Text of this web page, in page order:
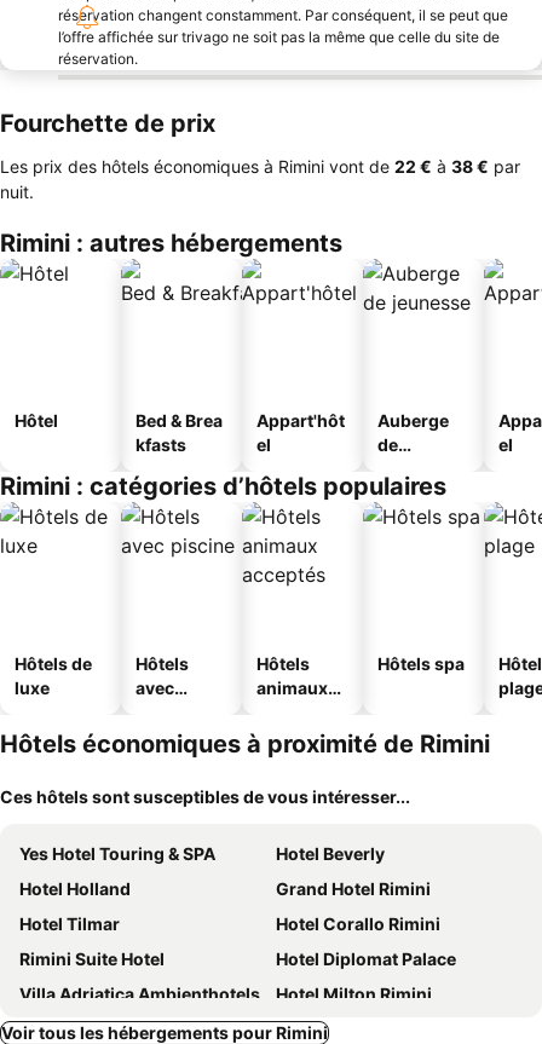
réservation changent constamment. Par conséquent, il se peut que
l’offre affichée sur trivago ne soit pas la même que celle du site de
réservation.
Fourchette de prix
Les prix des hôtels économiques à Rimini vont de ‎22 € à ‎38 € par
nuit.
Rimini : autres hébergements
Hôtel
Bed & Brea
kfasts
Appart'hôt
el
Auberge
de
el
Rimini : catégories d’hôtels populaires
Hôtels de
luxe
Hôtels
avec
Hôtels
animaux
Hôtels spa
Hôtels économiques à proximité de Rimini
Ces hôtels sont susceptibles de vous intéresser...
Yes Hotel Touring & SPA
Hotel Beverly
Hotel Holland
Grand Hotel Rimini
Hotel Tilmar
Hotel Corallo Rimini
Rimini Suite Hotel
Hotel Diplomat Palace
Villa Adriatica Ambienthotels
Hotel Milton Rimini
Hotel Bellevue
Hotel St. Gregory Park
Voir tous les hébergements pour Rimini